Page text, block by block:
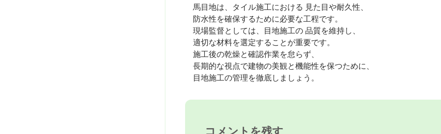
馬目地は、タイル施工における 見た目や耐久性、
防水性を確保するために必要な工程です。
現場監督としては、目地施工の 品質を維持し、
適切な材料を選定することが重要です。
施工後の乾燥と確認作業を怠らず、
長期的な視点で建物の美観と機能性を保つために、
目地施工の管理を徹底しましょう。
コメントを残す